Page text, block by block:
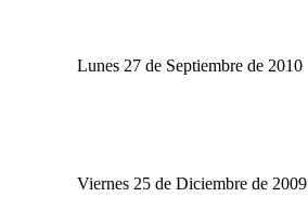
Lunes 27 de Septiembre de 2010
Viernes 25 de Diciembre de 2009